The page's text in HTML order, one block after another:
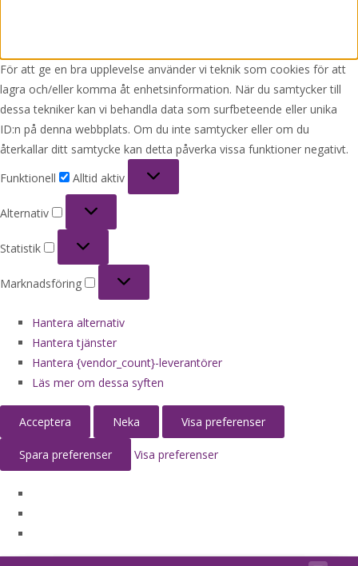
För att ge en bra upplevelse använder vi teknik som cookies för att
lagra och/eller komma åt enhetsinformation. När du samtycker till
dessa tekniker kan vi behandla data som surfbeteende eller unika
ID:n på denna webbplats. Om du inte samtycker eller om du
återkallar ditt samtycke kan detta påverka vissa funktioner negativt.
Funktionell
Alltid aktiv
Alternativ
Statistik
Marknadsföring
Hantera alternativ
Hantera tjänster
Hantera {vendor_count}-leverantörer
Läs mer om dessa syften
Acceptera Neka Visa preferenser
Spara preferenser Visa preferenser